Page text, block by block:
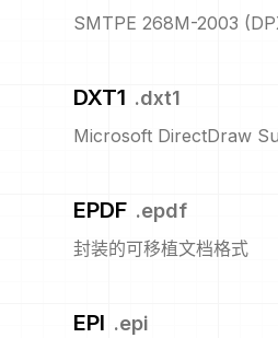
SMTPE 268M-2003
DXT1 .dxt1
Microsoft DirectDraw
EPDF .epdf
封装的可移植文档格式
EPI .epi